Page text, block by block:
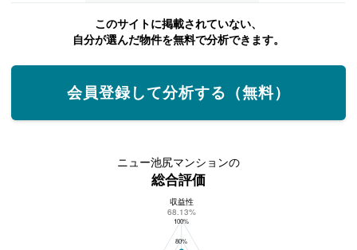
このサイトに掲載されていない、
自分が選んだ物件を無料で分析できます。
会員登録して分析する（無料）
ニュー池尻マンションの
総合評価
ニュー池尻マンションの総合評価
100%
80%
収益性
68.13%